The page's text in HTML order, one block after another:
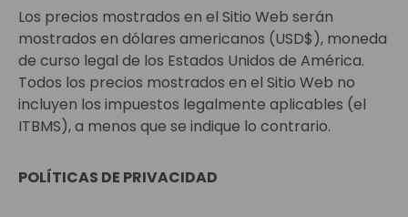
Los precios mostrados en el Sitio Web serán
mostrados en dólares americanos (USD$), moneda
de curso legal de los Estados Unidos de América.
Todos los precios mostrados en el Sitio Web no
incluyen los impuestos legalmente aplicables (el
ITBMS), a menos que se indique lo contrario.
POLÍTICAS DE PRIVACIDAD